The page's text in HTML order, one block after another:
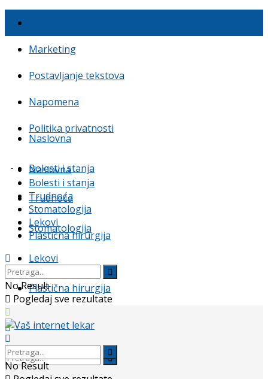
Marketing
Postavljanje tekstova
Napomena
Politika privatnosti
Naslovna
Bolesti i stanja
Trudnoća
Stomatologija
Lekovi
Plastična hirurgija
Naslovna
Bolesti i stanja
Trudnoća
Stomatologija
Lekovi
Plastična hirurgija
No Result
Pogledaj sve rezultate
No Result